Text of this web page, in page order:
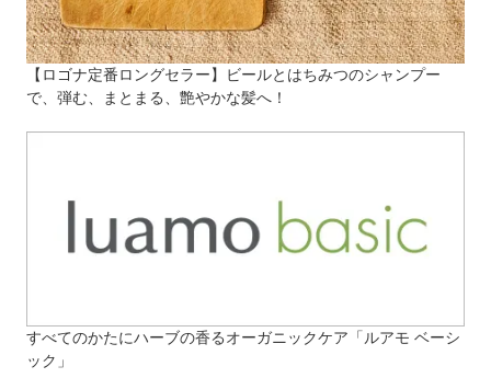
【ロゴナ定番ロングセラー】ビールとはちみつのシャンプー
で、弾む、まとまる、艶やかな髪へ！
すべてのかたにハーブの香るオーガニックケア「ルアモ ベーシ
ック」